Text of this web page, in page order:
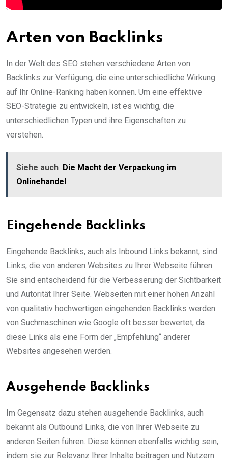
Arten von Backlinks
In der Welt des SEO stehen verschiedene Arten von
Backlinks zur Verfügung, die eine unterschiedliche Wirkung
auf Ihr Online-Ranking haben können. Um eine effektive
SEO-Strategie zu entwickeln, ist es wichtig, die
unterschiedlichen Typen und ihre Eigenschaften zu
verstehen.
Siehe auch Die Macht der Verpackung im
Onlinehandel
Eingehende Backlinks
Eingehende Backlinks, auch als Inbound Links bekannt, sind
Links, die von anderen Websites zu Ihrer Webseite führen.
Sie sind entscheidend für die Verbesserung der Sichtbarkeit
und Autorität Ihrer Seite. Webseiten mit einer hohen Anzahl
von qualitativ hochwertigen eingehenden Backlinks werden
von Suchmaschinen wie Google oft besser bewertet, da
diese Links als eine Form der „Empfehlung“ anderer
Websites angesehen werden.
Ausgehende Backlinks
Im Gegensatz dazu stehen ausgehende Backlinks, auch
bekannt als Outbound Links, die von Ihrer Webseite zu
anderen Seiten führen. Diese können ebenfalls wichtig sein,
indem sie zur Relevanz Ihrer Inhalte beitragen und Nutzern